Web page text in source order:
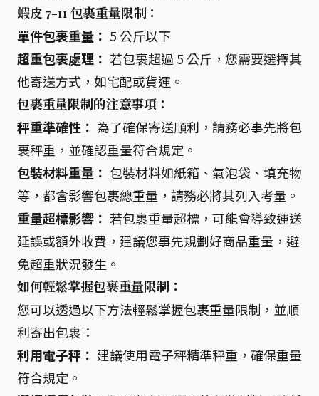
蝦皮 7-11 包裹重量限制：
單件包裹重量： 5 公斤以下
超重包裹處理： 若包裹超過 5 公斤，您需要選擇其
他寄送方式，如宅配或貨運。
包裹重量限制的注意事項：
秤重準確性： 為了確保寄送順利，請務必事先將包
裹秤重，並確認重量符合規定。
包裝材料重量： 包裝材料如紙箱、氣泡袋、填充物
等，都會影響包裹總重量，請務必將其列入考量。
重量超標影響： 若包裹重量超標，可能會導致運送
延誤或額外收費，建議您事先規劃好商品重量，避
免超重狀況發生。
如何輕鬆掌握包裹重量限制：
您可以透過以下方法輕鬆掌握包裹重量限制，並順
利寄出包裹：
利用電子秤： 建議使用電子秤精準秤重，確保重量
符合規定。